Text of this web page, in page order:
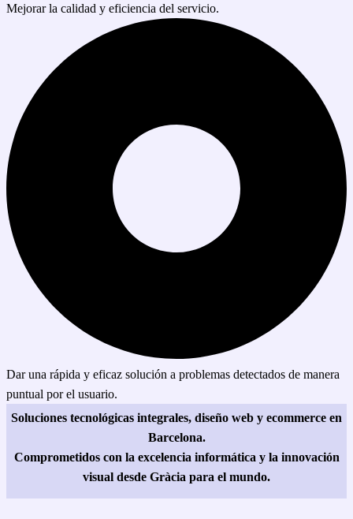
Mejorar la calidad y eficiencia del servicio.
Dar una rápida y eficaz solución a problemas detectados de manera
puntual por el usuario.
Soluciones tecnológicas integrales, diseño web y ecommerce en
Barcelona.
Comprometidos con la excelencia informática y la innovación
visual desde Gràcia para el mundo.